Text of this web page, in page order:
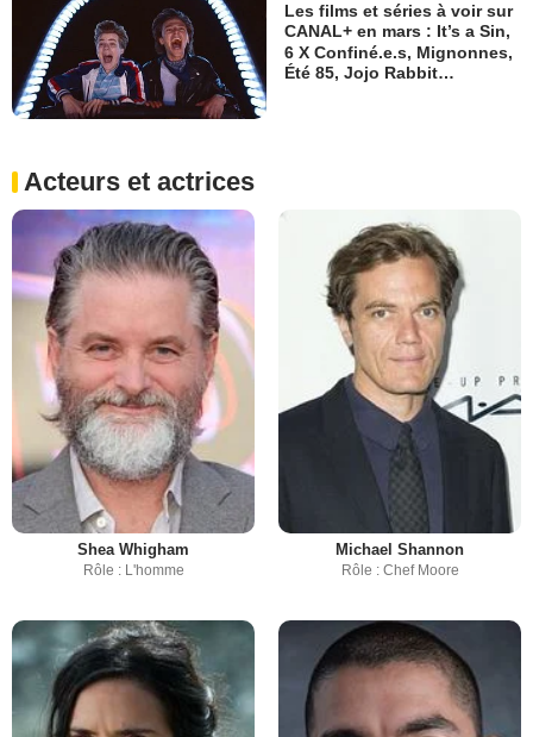
Les films et séries à voir sur
CANAL+ en mars : It’s a Sin,
6 X Confiné.e.s, Mignonnes,
Été 85, Jojo Rabbit…
Acteurs et actrices
Shea Whigham
Rôle : L'homme
Michael Shannon
Rôle : Chef Moore